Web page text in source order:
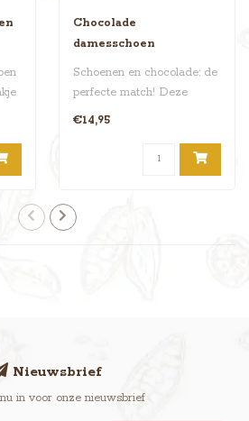
Chocolade
damesschoen
Schoenen en chocolade: de
perfecte match! Deze
€14,95
Nieuwsbrief
in voor onze nieuwsbrief